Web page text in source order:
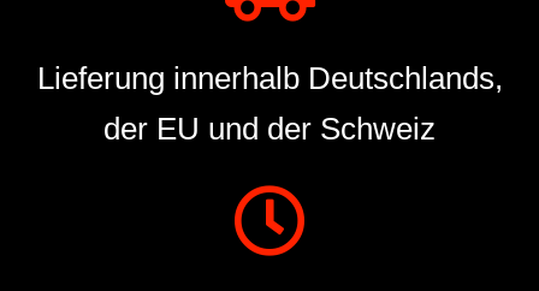
Lieferung innerhalb Deutschlands,
der EU und der Schweiz